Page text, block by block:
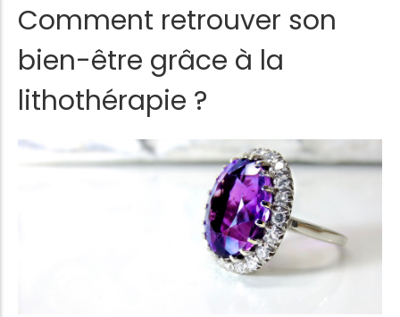
Voyage
Comment retrouver son
bien-être grâce à la
lithothérapie ?